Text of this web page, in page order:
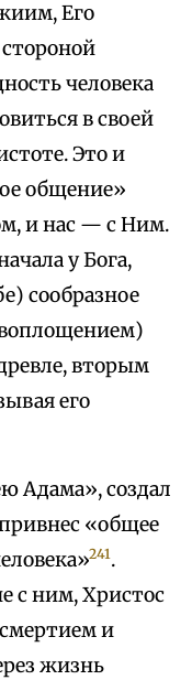
Его
человека
в своей
Это и
общение»
и нас — с Ним.
у Бога,
сообразное
вторым
его
Адама», создал
«общее
241.
с ним, Христос
и
жизнь